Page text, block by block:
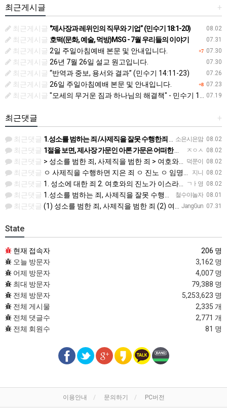
+
최근게시글
08.02
최근게시글 "제사장과 레위인의 직무와 기업” (민수기 18:1-20)
07.31
최근게시글 호떡(문화, 예술, 먹방)MSG - 7월 우리들의 이야기
+7 07.30
최근게시글 2일 주일아침예배 본문 및 안내입니다.
07.30
최근게시글 26년 7월 26일 설교 원고입니다.
07.26
최근게시글 “반역과 중보, 용서와 결과” (민수기 14:11-23)
+8 07.23
최근게시글 26일 주일아침예배 본문 및 안내입니다.
07.19
최근게시글 "모세의 무거운 짐과 하나님의 해결책" - 민수기 11장 10-30절 07.19.(주)
+
최근댓글
소은시은맘 08.02
최근댓글 1.성소를 범하는 죄 /사제직을 잘못 수행한죄 2.진노가 다시는 이스라엘 자손에게 미치지 않는다. 3.모든 …
ㅈㅇㅅ 08.02
최근댓글 1절을 보면, 제사장 가문인 아론 가문은 어떠한 죄에 대하여 책임을 져야 했습니까? 공동번역으로 살펴보세요.…
덕쭌이 08.02
최근댓글 > 성소를 범한 죄, 사제직을 범한 죄 > 여호와의 진노가 다시는 이스라엘 자손에게 미치지 아니하리라 > 주…
지니 08.02
최근댓글 ㅇ 사제직을 수행하면 지은 죄 ㅇ 진노 ㅇ 임명/ 규정 ㅇ 영원한 계약 ㅇ 분깃. 하나님
ㄱㅏ영 08.02
최근댓글 1. 성소에 대한 죄 2. 여호와의 진노가 이스라엘 백성들에게 미치지않음 3. 주관 + 기름부음 4. 영원한…
철수야놀자 08.01
최근댓글 1.성소를 범하는 죄, 사제직을 잘못 수행한 죄 2.여호와의 진노 3.주관하고, 기름 부음을 받음 4.소금을…
JangGun 07.31
최근댓글 (1) 성소를 범한 죄, 사제직을 범한 죄 (2) 여호와의 진노가 다시는 이스라엘 자손에게 미치지 아니하리라…
State
현재 접속자
206 명
오늘 방문자
3,162 명
어제 방문자
4,007 명
최대 방문자
79,388 명
전체 방문자
5,253,623 명
전체 게시물
2,335 개
전체 댓글수
2,771 개
전체 회원수
81 명
이용안내 문의하기 PC버전